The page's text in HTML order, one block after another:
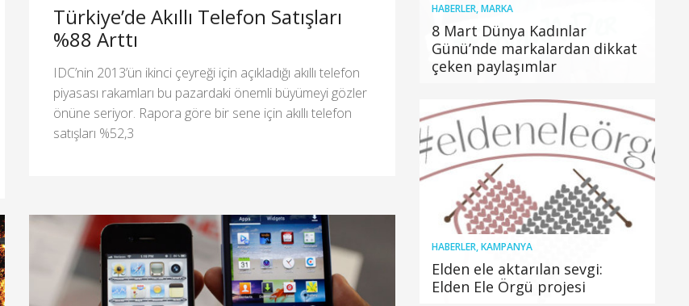
Türkiye’de Akıllı Telefon Satışları
%88 Arttı
IDC’nin 2013’ün ikinci çeyreği için açıkladığı akıllı telefon
piyasası rakamları bu pazardaki önemli büyümeyi gözler
önüne seriyor. Rapora göre bir sene için akıllı telefon
satışları %52,3
HABERLER,MARKA
8 Mart Dünya Kadınlar
Günü’nde markalardan dikkat
çeken paylaşımlar
HABERLER,KAMPANYA
Elden ele aktarılan sevgi:
Elden Ele Örgü projesi